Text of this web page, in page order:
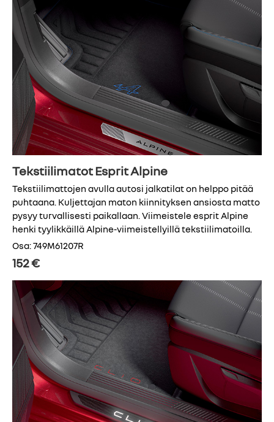
Tekstiilimatot Esprit Alpine
Tekstiilimattojen avulla autosi jalkatilat on helppo pitää
puhtaana. Kuljettajan maton kiinnityksen ansiosta matto
pysyy turvallisesti paikallaan. Viimeistele esprit Alpine
henki tyylikkäillä Alpine-viimeistellyillä tekstiilimatoilla.
Osa: 749M61207R
152 €